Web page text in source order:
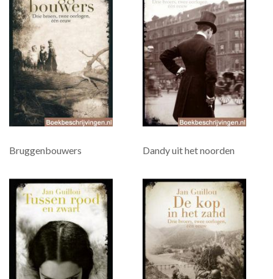
Bruggenbouwers Dandy uit het noorden